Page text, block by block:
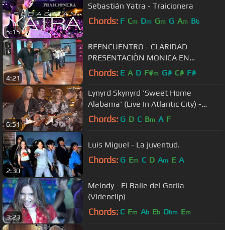
5:15
Sebastián Yatra - Traicionera
Chords: F Cm Dm Gm G Am Bb
4:21
REENCUENTRO - CLARIDAD
PRESENTACIÒN MONICA EN
CONFIANZA PUERTO RICO.2009.wmv
Chords: E A D F#m G# C# F#
6:51
Lynyrd Skynyrd 'Sweet Home
Alabama' (Live In Atlantic City) -
Album OUT NOW!
Chords: G D C Bm A F
2:30
Luis Miguel - La juventud.
Chords: G Em C D Am E A
3:23
Melody - El Baile del Gorila
(Videoclip)
Chords: C Fm Ab Eb Dbm Em